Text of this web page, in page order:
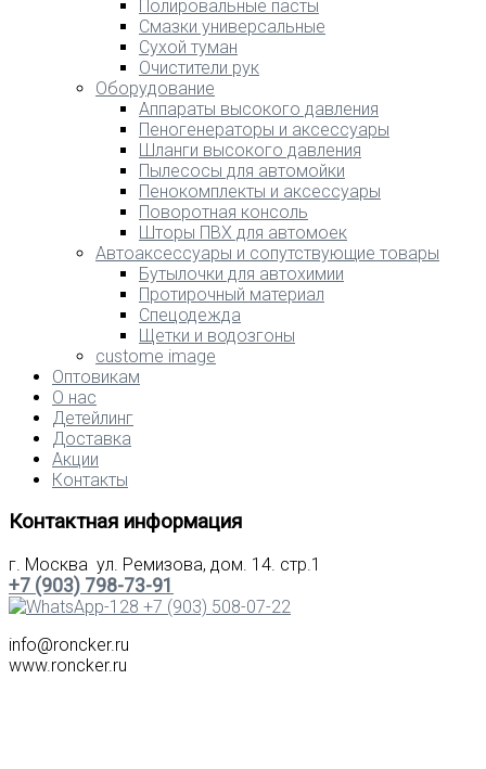
Полировальные пасты
Смазки универсальные
Сухой туман
Очистители рук
Оборудование
Аппараты высокого давления
Пеногенераторы и аксессуары
Шланги высокого давления
Пылесосы для автомойки
Пенокомплекты и аксессуары
Поворотная консоль
Шторы ПВХ для автомоек
Автоаксессуары и сопутствующие товары
Бутылочки для автохимии
Протирочный материал
Спецодежда
Щетки и водозгоны
custome image
Оптовикам
О нас
Детейлинг
Доставка
Акции
Контакты
Контактная информация
г. Москва ул. Ремизова, дом. 14. стр.1
+7 (903) 798-73-91
+7 (903) 508-07-22
info@roncker.ru
www.roncker.ru